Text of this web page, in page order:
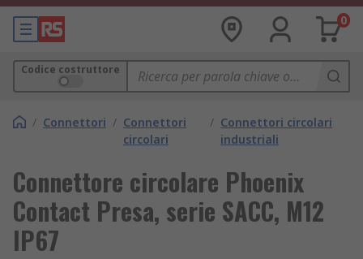
0
Codice costruttore
/ Connettori / Connettori
circolari
/ Connettori circolari
industriali
Connettore circolare Phoenix
Contact Presa, serie SACC, M12
IP67